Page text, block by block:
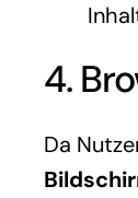
4.
Da